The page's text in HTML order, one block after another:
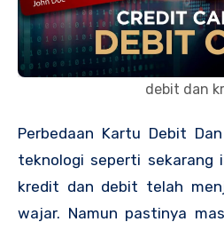
debit dan
Perbedaan Kartu Debit Dan Kredit – Pada masa
teknologi seperti sekarang
kredit dan debit telah
wajar. Namun pastinya